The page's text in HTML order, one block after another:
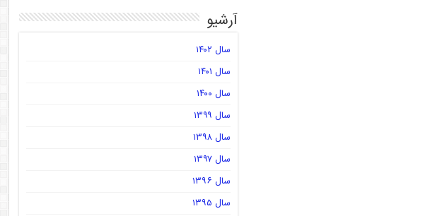
آرشیو
سال ۱۴۰۲
سال ۱۴۰۱
سال ۱۴۰۰
سال ۱۳۹۹
سال ۱۳۹۸
سال ۱۳۹۷
سال ۱۳۹۶
سال ۱۳۹۵